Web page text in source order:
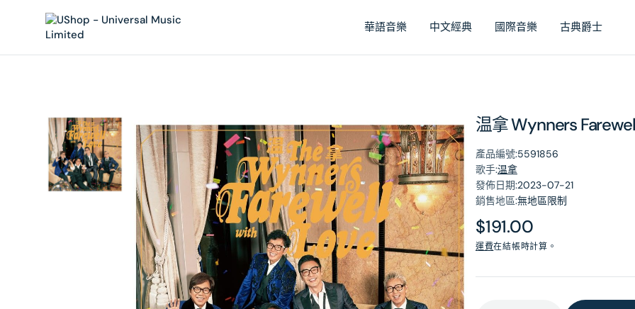
華語音樂 中文經典 國際音樂 古典爵士
温拿 Wynners
產品編號:5591856
歌手:温拿
發佈日期:2023-07-21
銷售地區:無地區限制
原
價
$191.00
運費在結帳時計算。
在